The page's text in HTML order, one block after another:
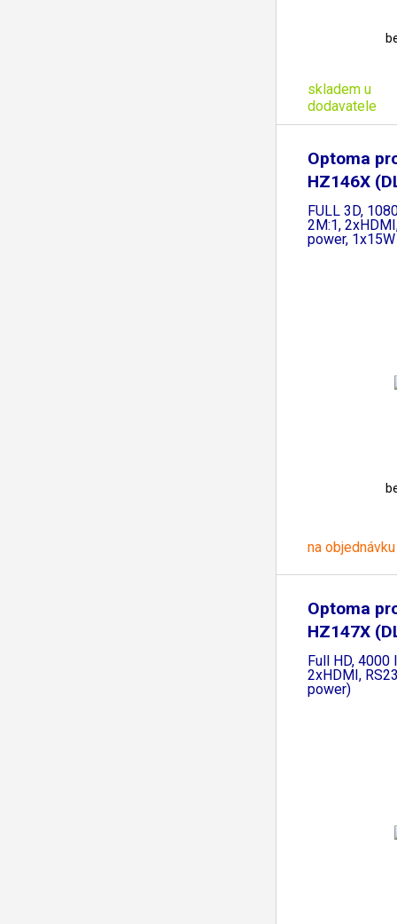
skladem u
dodavatele
Optoma
HZ146X
FULL 3D,
2M:1,
power,
na objednávku
Optoma
HZ147X
Full HD, 4000
2xHDMI,
power)